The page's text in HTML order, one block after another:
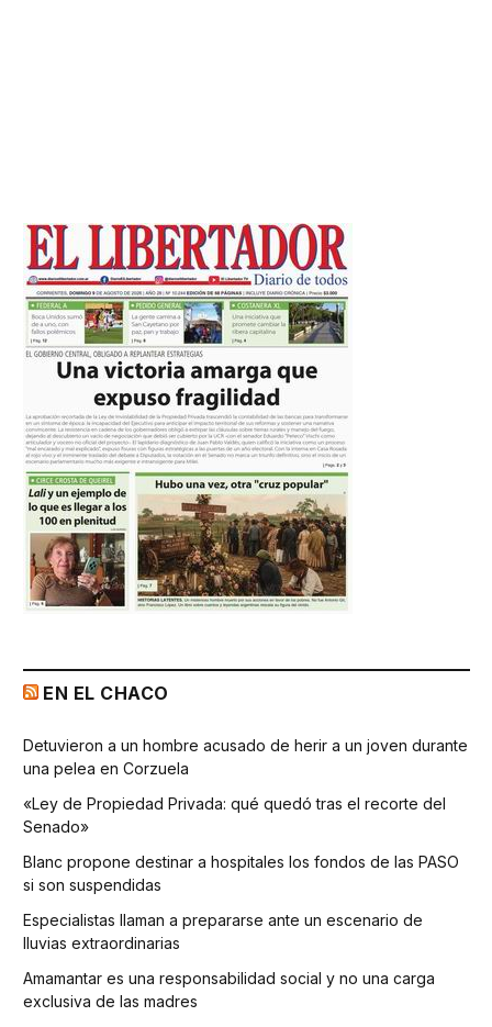
EN EL CHACO
Detuvieron a un hombre acusado de herir a un joven durante
una pelea en Corzuela
«Ley de Propiedad Privada: qué quedó tras el recorte del
Senado»
Blanc propone destinar a hospitales los fondos de las PASO
si son suspendidas
Especialistas llaman a prepararse ante un escenario de
lluvias extraordinarias
Amamantar es una responsabilidad social y no una carga
exclusiva de las madres